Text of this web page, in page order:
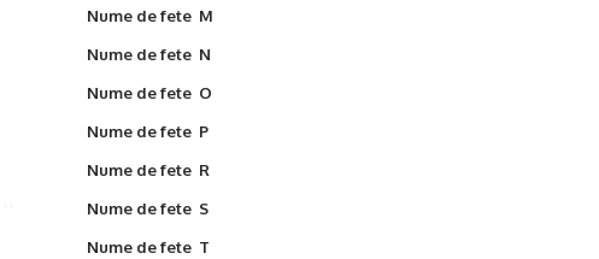
Nume de fete M
Nume de fete N
Nume de fete O
Nume de fete P
Nume de fete R
Nume de fete S
Nume de fete T